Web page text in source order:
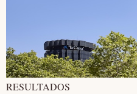
RESULTADOS